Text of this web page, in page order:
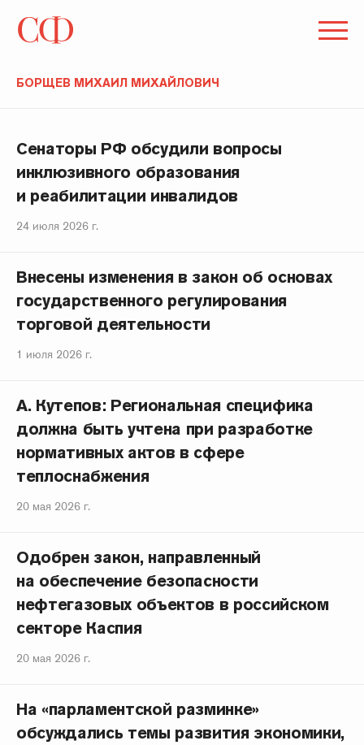
БОРЩЕВ МИХАИЛ МИХАЙЛОВИЧ
Сенаторы РФ обсудили вопросы
инклюзивного образования
и реабилитации инвалидов
24 июля 2026 г.
Внесены изменения в закон об основах
государственного регулирования
торговой деятельности
1 июля 2026 г.
А. Кутепов: Региональная специфика
должна быть учтена при разработке
нормативных актов в сфере
теплоснабжения
20 мая 2026 г.
Одобрен закон, направленный
на обеспечение безопасности
нефтегазовых объектов в российском
секторе Каспия
20 мая 2026 г.
На «парламентской разминке»
обсуждались темы развития экономики,